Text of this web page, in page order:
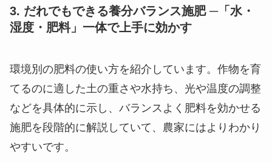
3. だれでもできる養分バランス施肥 ─「水・
湿度・肥料」一体で上手に効かす
環境別の肥料の使い方を紹介しています。作物を育
てるのに適した土の重さや水持ち、光や温度の調整
などを具体的に示し、バランスよく肥料を効かせる
施肥を段階的に解説していて、農家にはよりわかり
やすいです。